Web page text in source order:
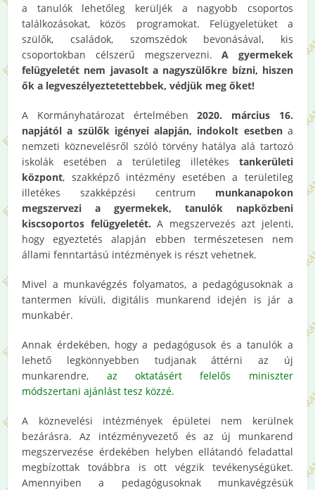
a tanulók lehetőleg kerüljék a nagyobb csoportos
találkozásokat, közös programokat. Felügyeletüket a
szülők, családok, szomszédok bevonásával, kis
csoportokban célszerű megszervezni.A gyermekek
felügyeletét nem javasolt a nagyszülőkre bízni, hiszen
ők a legveszélyeztetettebbek, védjük meg őket!
A Kormányhatározat értelmében2020. március 16.
napjától a szülők igényei alapján, indokolt esetbena
nemzeti köznevelésről szóló törvény hatálya alá tartozó
iskolák esetében a területileg illetékes tankerületi
központ, szakképző intézmény esetében a területileg
illetékes szakképzési centrum munkanapokon
megszervezi a gyermekek, tanulók napközbeni
kiscsoportos felügyeletét. A megszervezés azt jelenti,
hogy egyeztetés alapján ebben természetesen nem
állami fenntartású intézmények is részt vehetnek.
Mivel a munkavégzés folyamatos, a pedagógusoknak a
tantermen kívüli, digitális munkarend idején is jár a
munkabér.
Annak érdekében, hogy a pedagógusok és a tanulók a
lehető legkönnyebben tudjanak áttérni az új
munkarendre, az oktatásért felelős miniszter
módszertani ajánlást tesz közzé.
A köznevelési intézmények épületei nem kerülnek
bezárásra. Az intézményvezető és az új munkarend
megszervezése érdekében helyben ellátandó feladattal
megbízottak továbbra is ott végzik tevékenységüket.
Amennyiben a pedagógusoknak munkavégzésük